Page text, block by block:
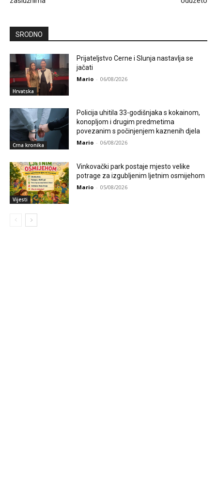
SRODNO
Hrvatska
Prijateljstvo Cerne i Slunja nastavlja se
jačati
Mario - 06/08/2026
Crna kronika
Policija uhitila 33-godišnjaka s kokainom,
konopljom i drugim predmetima
povezanim s počinjenjem kaznenih djela
Mario - 06/08/2026
Vijesti
Vinkovački park postaje mjesto velike
potrage za izgubljenim ljetnim osmijehom
Mario - 05/08/2026